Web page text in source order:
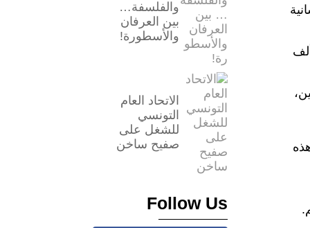
والفلسفة…
بين العرفان
والأسطورة!
الاتحاد العام
التونسي
للشغل على
صفيح ساخن
Follow Us